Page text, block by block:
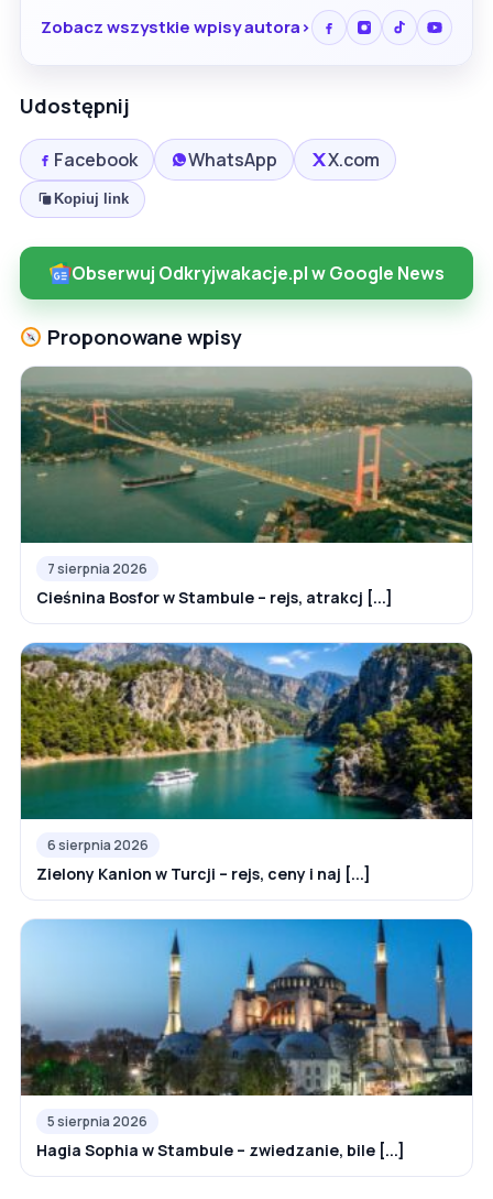
Zobacz wszystkie wpisy autora
Udostępnij
Facebook WhatsApp X.com
Kopiuj link
Obserwuj Odkryjwakacje.pl w Google News
Proponowane wpisy
7 sierpnia 2026
Cieśnina Bosfor w Stambule – rejs, atrakcj [...]
6 sierpnia 2026
Zielony Kanion w Turcji – rejs, ceny i naj [...]
5 sierpnia 2026
Hagia Sophia w Stambule – zwiedzanie, bile [...]